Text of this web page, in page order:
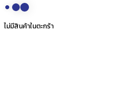
ไม่มีสินค้าในตะกร้า